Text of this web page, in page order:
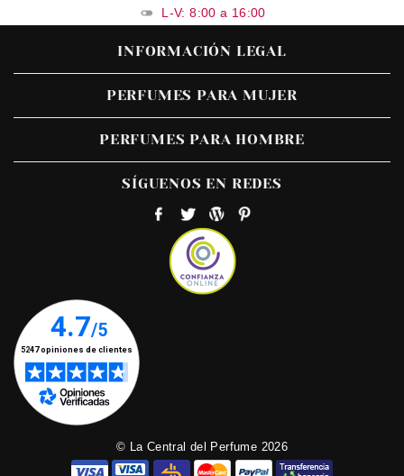
L-V: 8:00 a 16:00
INFORMACIÓN LEGAL
PERFUMES PARA MUJER
PERFUMES PARA HOMBRE
SÍGUENOS EN REDES
© La Central del Perfume 2026